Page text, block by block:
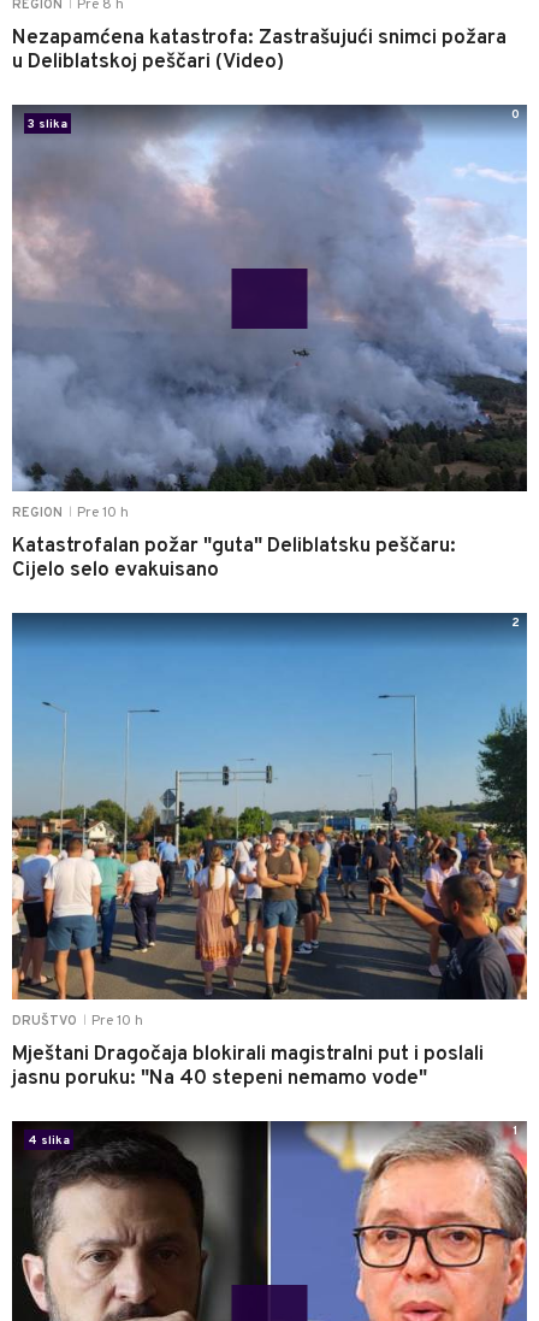
REGION Pre 8 h
Nezapamćena katastrofa: Zastrašujući snimci požara
u Deliblatskoj peščari (Video)
REGION Pre 10 h
Katastrofalan požar "guta" Deliblatsku peščaru:
Cijelo selo evakuisano
3 slika
0
DRUŠTVO Pre 10 h
Mještani Dragočaja blokirali magistralni put i poslali
jasnu poruku: "Na 40 stepeni nemamo vode"
2
4 slika
1